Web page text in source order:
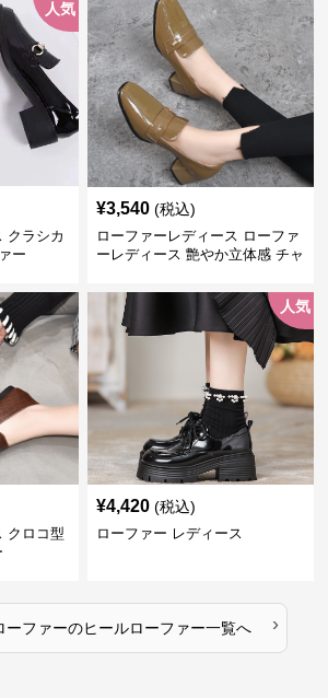
人気
クラシカ
ー
¥3,540 (税込)
ローファーレディース ローファ
ーレディース 艶やか立体感 チャ
クロコ型
人気
¥4,420 (税込)
ローファー レディース
ーファーのヒールローファー一覧へ ›